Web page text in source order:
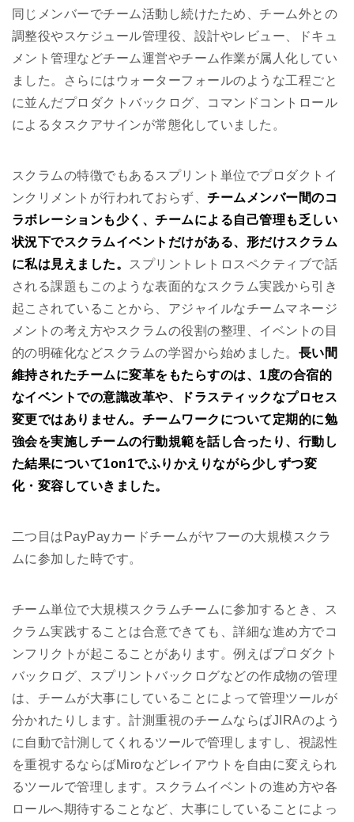
同じメンバーでチーム活動し続けたため、チーム外との
調整役やスケジュール管理役、設計やレビュー、ドキュ
メント管理などチーム運営やチーム作業が属人化してい
ました。さらにはウォーターフォールのような工程ごと
に並んだプロダクトバックログ、コマンドコントロール
によるタスクアサインが常態化していました。
スクラムの特徴でもあるスプリント単位でプロダクトイ
ンクリメントが行われておらず、チームメンバー間のコ
ラボレーションも少く、チームによる自己管理も乏しい
状況下でスクラムイベントだけがある、形だけスクラム
に私は見えました。 スプリントレトロスペクティブで話
される課題もこのような表面的なスクラム実践から引き
起こされていることから、アジャイルなチームマネージ
メントの考え方やスクラムの役割の整理、イベントの目
的の明確化などスクラムの学習から始めました。 長い間
維持されたチームに変革をもたらすのは、1度の合宿的
なイベントでの意識改革や、ドラスティックなプロセス
変更ではありません。チームワークについて定期的に勉
強会を実施しチームの行動規範を話し合ったり、行動し
た結果について1on1でふりかえりながら少しずつ変
化・変容していきました。
二つ目はPayPayカードチームがヤフーの大規模スクラ
ムに参加した時です。
チーム単位で大規模スクラムチームに参加するとき、ス
クラム実践することは合意できても、詳細な進め方でコ
ンフリクトが起こることがあります。例えばプロダクト
バックログ、スプリントバックログなどの作成物の管理
は、チームが大事にしていることによって管理ツールが
分かれたりします。計測重視のチームならばJIRAのよう
に自動で計測してくれるツールで管理しますし、視認性
を重視するならばMiroなどレイアウトを自由に変えられ
るツールで管理します。スクラムイベントの進め方や各
ロールへ期待することなど、大事にしていることによっ